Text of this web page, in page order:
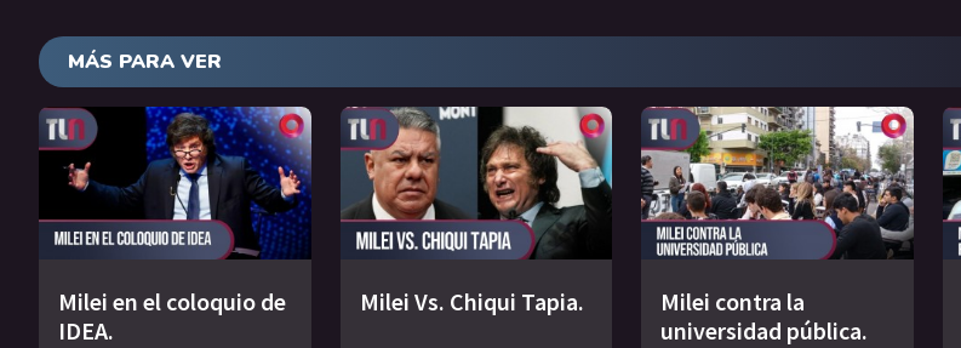
MÁS PARA VER
Milei en el coloquio de
IDEA.
Milei Vs. Chiqui Tapia.
Milei contra la
universidad pública.